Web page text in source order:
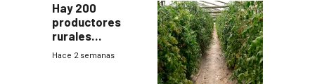
Hay 200
productores
rurales
afectados tras
Hace 2 semanas